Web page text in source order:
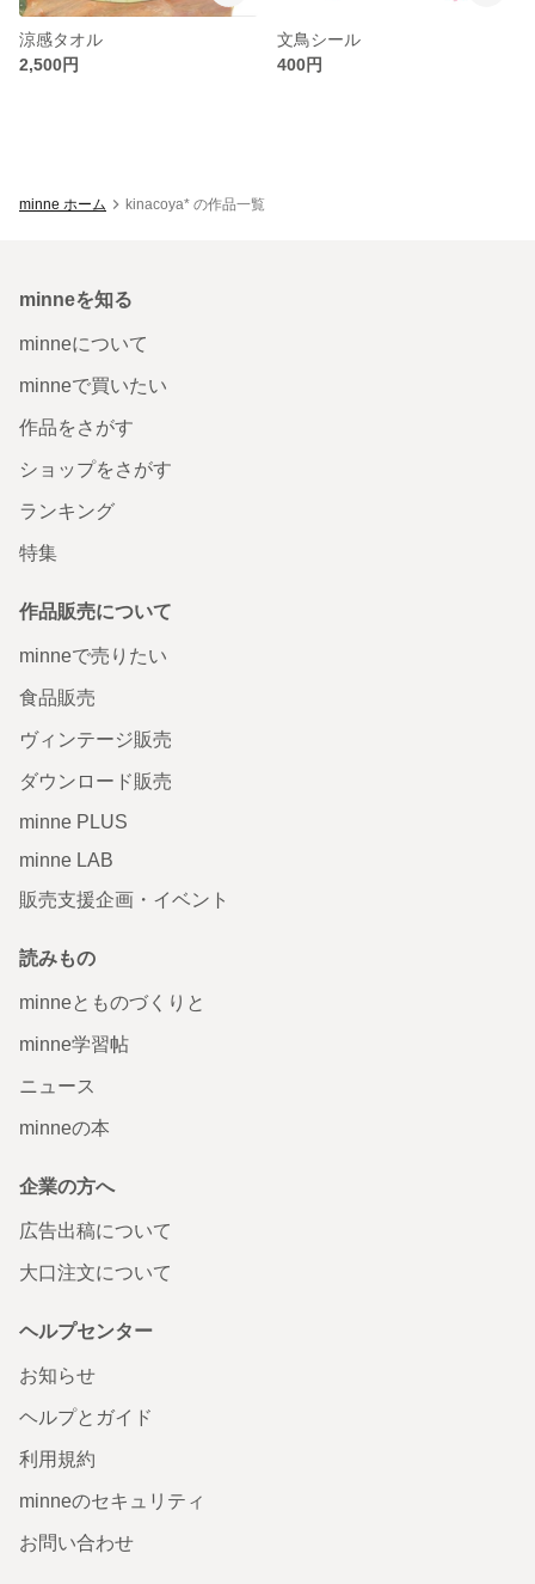
涼感タオル
2,500円
文鳥シール
400円
minne ホーム kinacoya* の作品一覧
minneを知る
minneについて
minneで買いたい
作品をさがす
ショップをさがす
ランキング
特集
作品販売について
minneで売りたい
食品販売
ヴィンテージ販売
ダウンロード販売
minne PLUS
minne LAB
販売支援企画・イベント
読みもの
minneとものづくりと
minne学習帖
ニュース
minneの本
企業の方へ
広告出稿について
大口注文について
ヘルプセンター
お知らせ
ヘルプとガイド
利用規約
minneのセキュリティ
お問い合わせ